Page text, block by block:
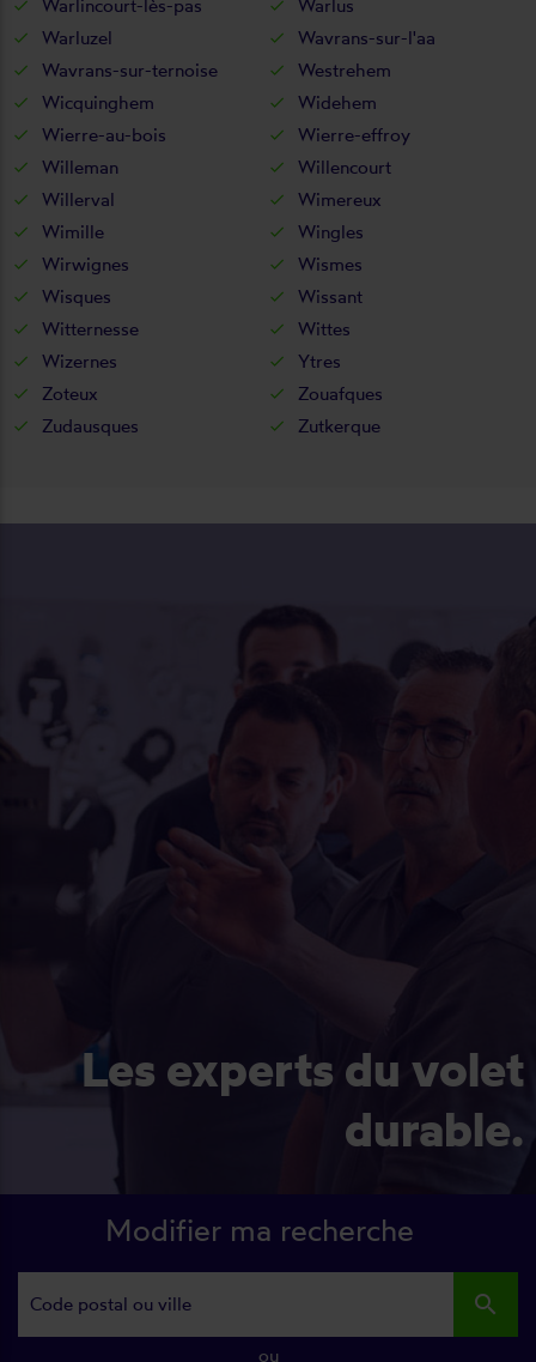
Warlincourt-lès-pas
Warlus
Warluzel
Wavrans-sur-l'aa
Wavrans-sur-ternoise
Westrehem
Wicquinghem
Widehem
Wierre-au-bois
Wierre-effroy
Willeman
Willencourt
Willerval
Wimereux
Wimille
Wingles
Wirwignes
Wismes
Wisques
Wissant
Witternesse
Wittes
Wizernes
Ytres
Zoteux
Zouafques
Zudausques
Zutkerque
Les experts du volet
durable.
Modifier ma recherche
search
ou